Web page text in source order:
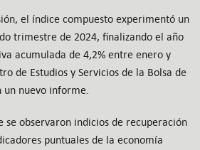
el índice compuesto experimentó un
trimestre de 2024, finalizando el año
acumulada de 4,2% entre enero y
de Estudios y Servicios de la Bolsa de
un nuevo informe.
se observaron indicios de recuperación
puntuales de la economía